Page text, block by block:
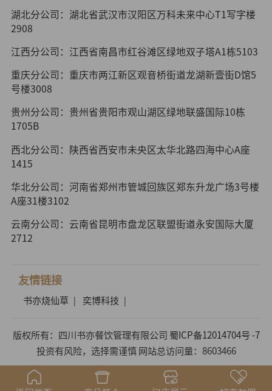
湖北分公司：湖北省武汉市汉阳区万科未来中心T1写字楼
2908
江西分公司：江西省南昌市红谷滩区绿地双子塔A1栋5103
重庆分公司：重庆市两江新区观音桥街道龙湖新壹街D馆5
号楼3008
贵州分公司：贵州省贵阳市观山湖区绿地联盛国际10栋
1705B
西北分公司：陕西省西安市未央区太华北路四海中心A座
1415
华北分公司：河南省郑州市管城回族区郑东升龙广场3号楼
A座31楼3102
云南分公司：云南省昆明市盘龙区联盟街道永安国际大厦
2712
友情链接
书亦烧仙草 奕博科技
版权所有：四川书亦餐饮管理有限公司 蜀ICP备12014704号 -7
投资有风险，选择需谨慎 网站总访问量：8603466